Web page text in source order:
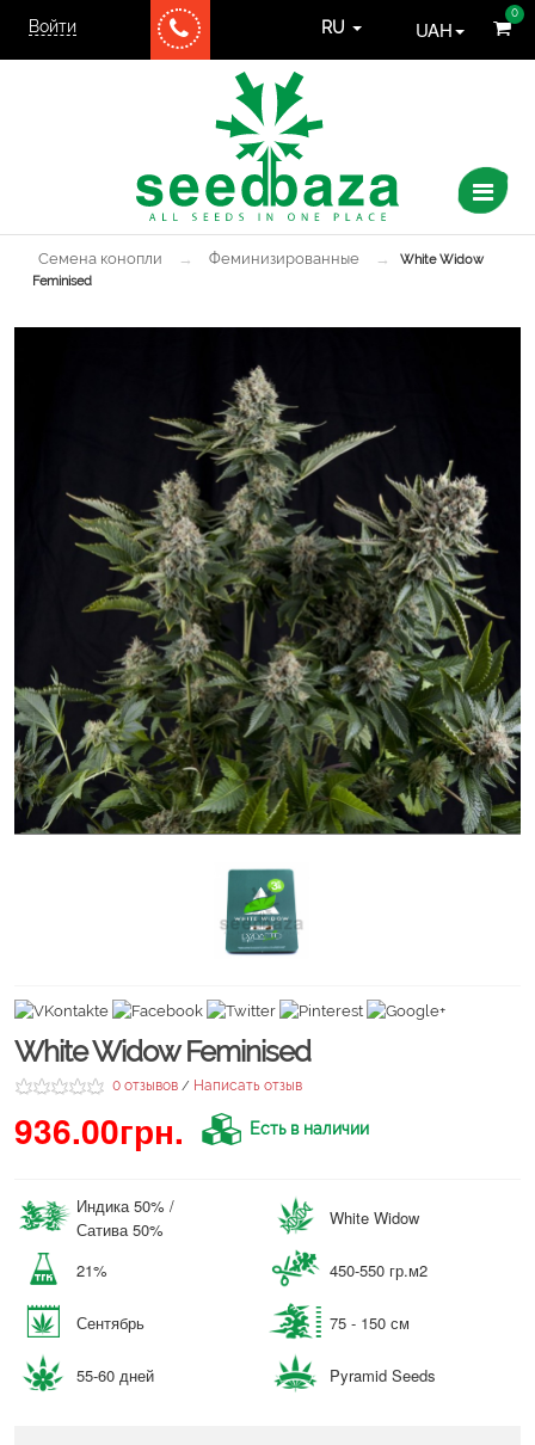
Войти
0
RU UAH
Семена конопли → Феминизированные →
White Widow
Feminised
White Widow Feminised
0 отзывов / Написать отзыв
936.00грн. Есть в наличии
Индика 50% /
Сатива 50%
White Widow
21% 450-550 гр.м2
Сентябрь 75 - 150 см
55-60 дней Pyramid Seeds